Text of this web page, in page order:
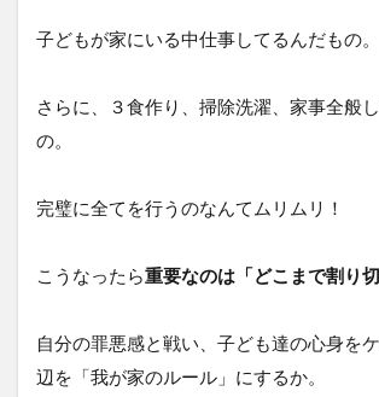
子どもが家にいる中仕事してるんだもの。
さらに、３食作り、掃除洗濯、家事全般
の。
完璧に全てを行うのなんてムリムリ！
こうなったら重要なのは「どこまで割り切
自分の罪悪感と戦い、子ども達の心身を
辺を「我が家のルール」にするか。